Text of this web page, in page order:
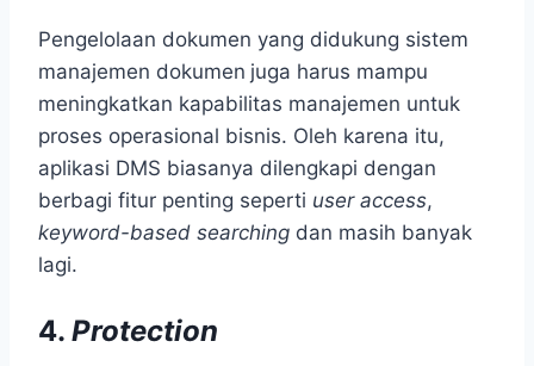
Pengelolaan dokumen yang didukung sistem
manajemen dokumen juga harus mampu
meningkatkan kapabilitas manajemen untuk
proses operasional bisnis. Oleh karena itu,
aplikasi DMS biasanya dilengkapi dengan
berbagi fitur penting seperti user access,
keyword-based searching dan masih banyak
lagi.
4. Protection